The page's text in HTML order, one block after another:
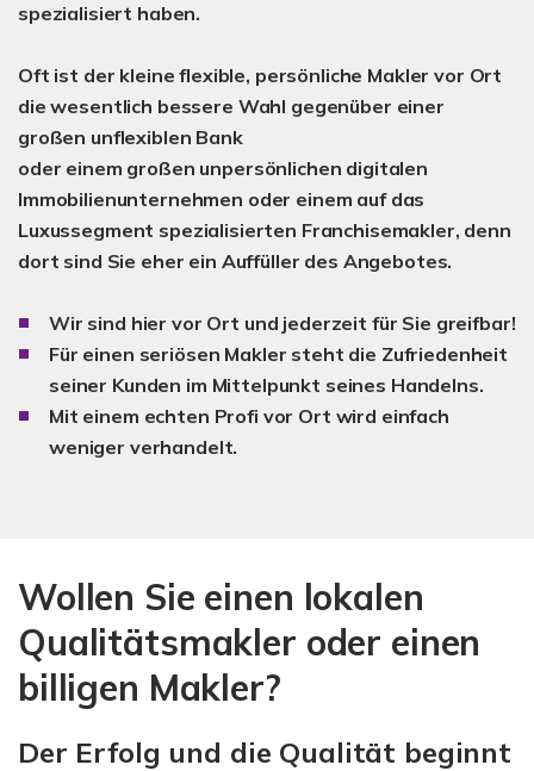
spezialisiert haben.
Oft ist der kleine flexible, persönliche Makler vor Ort
die wesentlich bessere Wahl gegenüber einer
großen unflexiblen Bank
oder einem großen unpersönlichen digitalen
Immobilienunternehmen oder einem auf das
Luxussegment spezialisierten Franchisemakler, denn
dort sind Sie eher ein Auffüller des Angebotes.
Wir sind hier vor Ort und jederzeit für Sie greifbar!
Für einen seriösen Makler steht die Zufriedenheit
seiner Kunden im Mittelpunkt seines Handelns.
Mit einem echten Profi vor Ort wird einfach
weniger verhandelt.
Wollen Sie einen lokalen
Qualitätsmakler oder einen
billigen Makler?
Der Erfolg und die Qualität beginnt